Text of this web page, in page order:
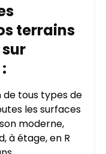
terrains
de tous types de
les surfaces
moderne,
à étage, en R